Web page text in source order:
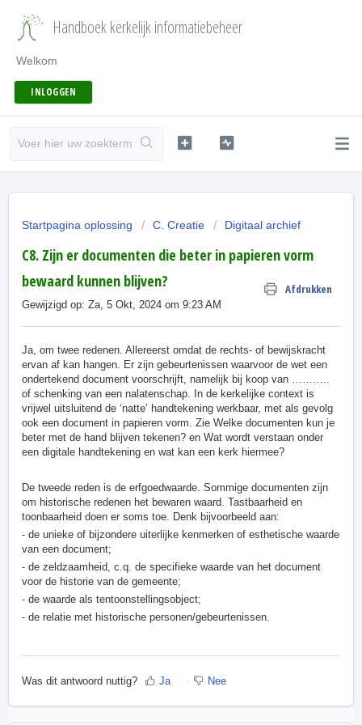
Handboek kerkelijk informatiebeheer
Welkom
INLOGGEN
Startpagina oplossing C. Creatie Digitaal archief
C8. Zijn er documenten die beter in papieren vorm
bewaard kunnen blijven?
Afdrukken
Gewijzigd op: Za, 5 Okt, 2024 om 9:23 AM
Ja, om twee redenen. Allereerst omdat de rechts- of bewijskracht
ervan af kan hangen. Er zijn gebeurtenissen waarvoor de wet een
ondertekend document voorschrijft, namelijk bij koop van ………..
of schenking van een nalatenschap. In de kerkelijke context is
vrijwel uitsluitend de ‘natte’ handtekening werkbaar, met als gevolg
ook een document in papieren vorm. Zie Welke documenten kun je
beter met de hand blijven tekenen? en Wat wordt verstaan onder
een digitale handtekening en wat kan een kerk hiermee?
De tweede reden is de erfgoedwaarde. Sommige documenten zijn
om historische redenen het bewaren waard. Tastbaarheid en
toonbaarheid doen er soms toe. Denk bijvoorbeeld aan:
- de unieke of bijzondere uiterlijke kenmerken of esthetische waarde
van een document;
- de zeldzaamheid, c.q. de specifieke waarde van het document
voor de historie van de gemeente;
- de waarde als tentoonstellingsobject;
- de relatie met historische personen/gebeurtenissen.
Was dit antwoord nuttig? Ja Nee